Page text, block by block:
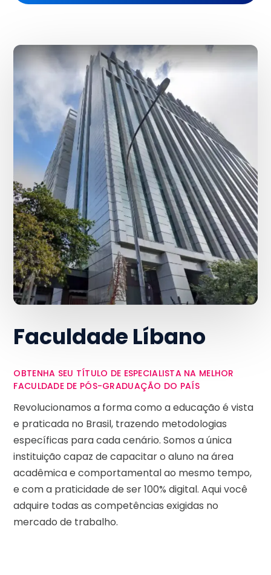
Faculdade Líbano
OBTENHA SEU TÍTULO DE ESPECIALISTA NA MELHOR
FACULDADE DE PÓS-GRADUAÇÃO DO PAÍS
Revolucionamos a forma como a educação é vista
e praticada no Brasil, trazendo metodologias
específicas para cada cenário. Somos a única
instituição capaz de capacitar o aluno na área
acadêmica e comportamental ao mesmo tempo,
e com a praticidade de ser 100% digital. Aqui você
adquire todas as competências exigidas no
mercado de trabalho.